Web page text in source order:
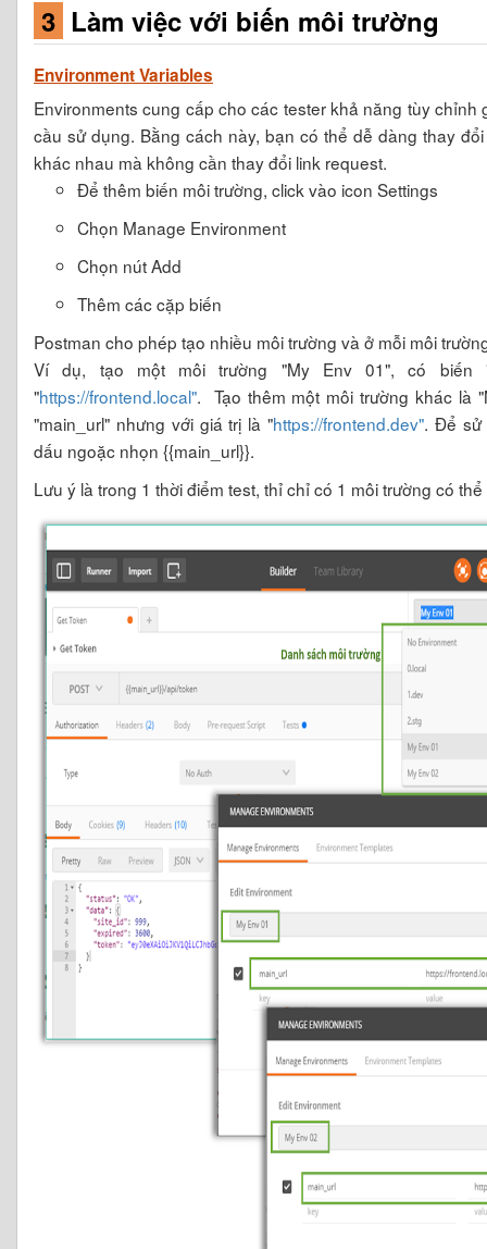
3 Làm việc với biến môi trường
Environment Variables
Environments cung cấp cho các tester khả năng tùy chỉnh
cầu sử dụng. Bằng cách này, bạn có thể dễ dàng thay
khác nhau mà không cần thay đổi link request.
Để thêm biến môi trường, click vào icon Settings
Chọn Manage Environment
Chọn nút Add
Thêm các cặp biến
Postman cho phép tạo nhiều môi trường và ở mỗi môi
Ví dụ, tạo một môi trường "My Env 01", có biến
"https://frontend.local". Tạo thêm một môi trường khác là
"main_url" nhưng với giá trị là "https://frontend.dev". Để sử
dấu ngoặc nhọn {{main_url}}.
Lưu ý là trong 1 thời điểm test, thỉ chỉ có 1 môi trường có